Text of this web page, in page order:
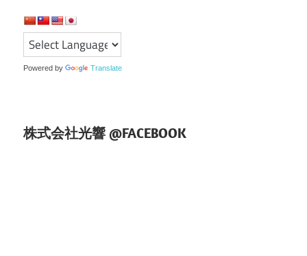
シ
ョ
ン
Powered by Translate
株式会社光響 @FACEBOOK